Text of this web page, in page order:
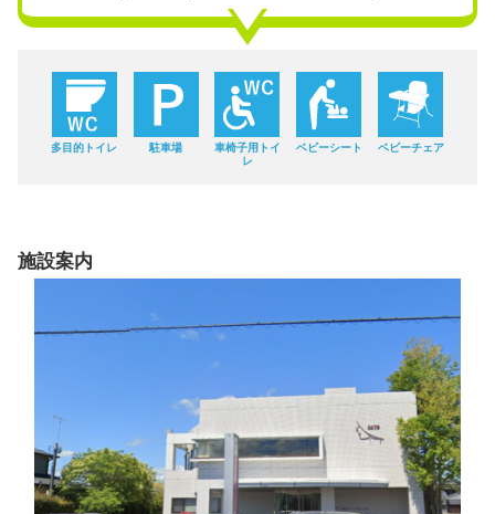
多目的トイレ 駐車場
車椅子用トイ
レ
ベビーシート ベビーチェア
施設案内